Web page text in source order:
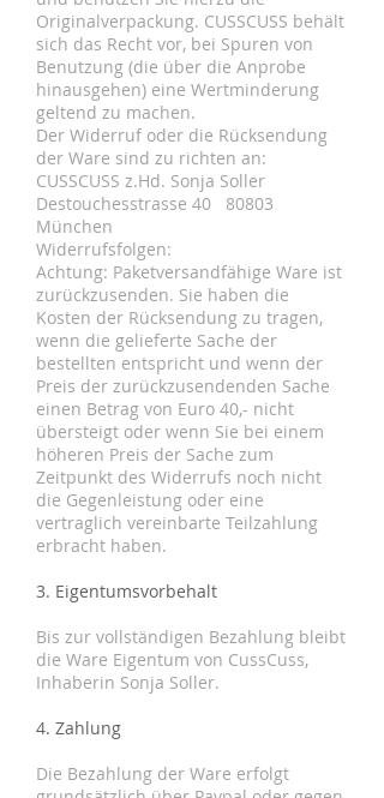
Originalverpackung. CUSSCUSS behält
sich das Recht vor, bei Spuren von
Benutzung (die über die Anprobe
hinausgehen) eine Wertminderung
geltend zu machen.
Der Widerruf oder die Rücksendung
der Ware sind zu richten an:
CUSSCUSS z.Hd. Sonja Soller
Destouchesstrasse 40 80803
München
Widerrufsfolgen:
Achtung: Paketversandfähige Ware ist
zurückzusenden. Sie haben die
Kosten der Rücksendung zu tragen,
wenn die gelieferte Sache der
bestellten entspricht und wenn der
Preis der zurückzusendenden Sache
einen Betrag von Euro 40,- nicht
übersteigt oder wenn Sie bei einem
höheren Preis der Sache zum
Zeitpunkt des Widerrufs noch nicht
die Gegenleistung oder eine
vertraglich vereinbarte Teilzahlung
erbracht haben.
3. Eigentumsvorbehalt
Bis zur vollständigen Bezahlung bleibt
die Ware Eigentum von CussCuss,
Inhaberin Sonja Soller.
4. Zahlung
Die Bezahlung der Ware erfolgt